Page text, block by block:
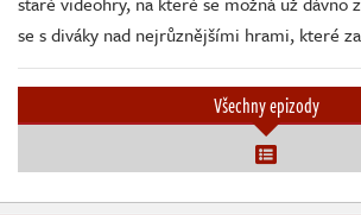
se s diváky nad nejrůznějšími hrami, které
Všechny epizody